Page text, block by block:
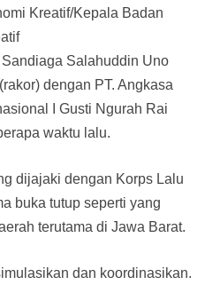
Kreatif/Kepala Badan
Salahuddin Uno
dengan PT. Angkasa
I Gusti Ngurah Rai
waktu lalu.
dijajaki dengan Korps Lalu
buka tutup seperti yang
terutama di Jawa Barat.
dan koordinasikan.